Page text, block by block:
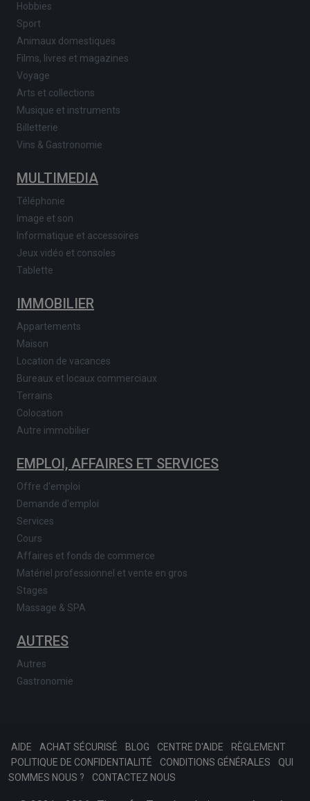
Hobbies
Sport
Animaux domestiques
Films, livres et magazines
Voyage
Arts et collections
Musique et instruments
Billetterie
Vins & Gastronomie
MULTIMEDIA
Téléphonie
Image et son
Informatique et accessoires
Jeux vidéo et consoles
Tablette
IMMOBILIER
Appartements
Maison
Location de vacances
Bureaux et locaux commerciaux
Terrains
Colocation
Autre immobilier
EMPLOI, AFFAIRES ET SERVICES
Offre d'emploi
Demande d'emploi
Services
Cours
Affaires et fonds de commerce
Matériel professionnel et vente en gros
Stages
Massage & SPA
AUTRES
Autres
Gastronomie
AIDE ACHAT SÉCURISÉ BLOG CENTRE D'AIDE
RÈGLEMENT
POLITIQUE DE CONFIDENTIALITÉ
CONDITIONS GÉNÉRALES
QUI
SOMMES NOUS ?
CONTACTEZ NOUS